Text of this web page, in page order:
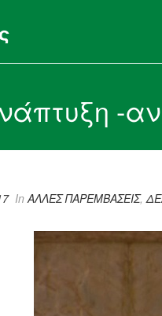
-
InΑΛΛΕΣ ΠΑΡΕΜΒΑΣΕΙΣ,